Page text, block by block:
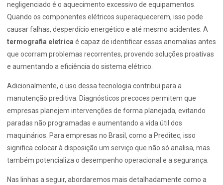
negligenciado é o aquecimento excessivo de equipamentos.
Quando os componentes elétricos superaquecerem, isso pode
causar falhas, desperdício energético e até mesmo acidentes. A
termografia eletrica é capaz de identificar essas anomalias antes
que ocorram problemas recorrentes, provendo soluções proativas
e aumentando a eficiência do sistema elétrico.
Adicionalmente, o uso dessa tecnologia contribui para a
manutenção preditiva. Diagnósticos precoces permitem que
empresas planejem intervenções de forma planejada, evitando
paradas não programadas e aumentando a vida útil dos
maquinários. Para empresas no Brasil, como a Preditec, isso
significa colocar à disposição um serviço que não só analisa, mas
também potencializa o desempenho operacional e a segurança.
Nas linhas a seguir, abordaremos mais detalhadamente como a